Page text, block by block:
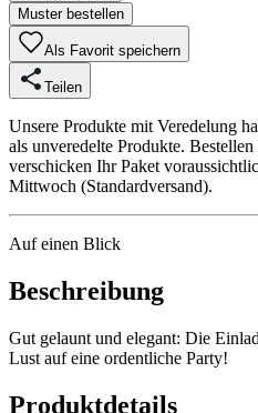
Muster bestellen
Als Favorit speichern
Teilen
Unsere Produkte mit Veredelung
als unveredelte Produkte.
verschicken Ihr Paket
Mittwoch (Standardversand).
Auf einen Blick
Beschreibung
Gut gelaunt und elegant: Die
Lust auf eine ordentliche Party!
Produktdetails